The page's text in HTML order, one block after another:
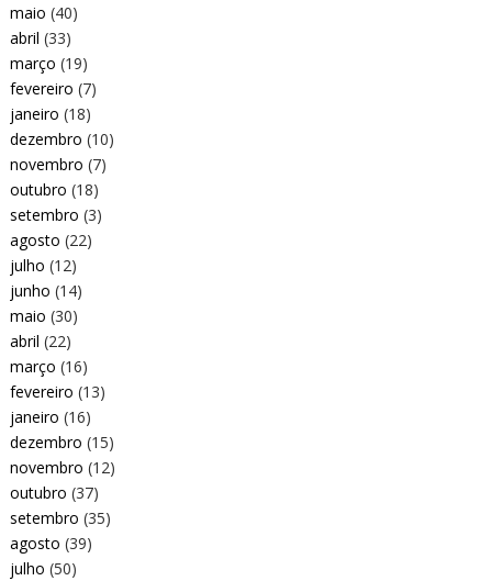
maio (40)
abril (33)
março (19)
fevereiro (7)
janeiro (18)
dezembro (10)
novembro (7)
outubro (18)
setembro (3)
agosto (22)
julho (12)
junho (14)
maio (30)
abril (22)
março (16)
fevereiro (13)
janeiro (16)
dezembro (15)
novembro (12)
outubro (37)
setembro (35)
agosto (39)
julho (50)